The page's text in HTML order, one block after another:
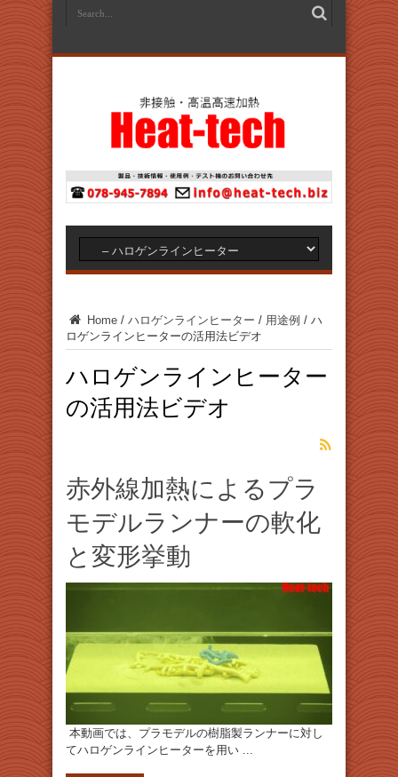
Home / ハロゲンラインヒーター / 用途例 / ハ
ロゲンラインヒーターの活用法ビデオ
ハロゲンラインヒーター
の活用法ビデオ
赤外線加熱によるプラ
モデルランナーの軟化
と変形挙動
本動画では、プラモデルの樹脂製ランナーに対し
てハロゲンラインヒーターを用い ...